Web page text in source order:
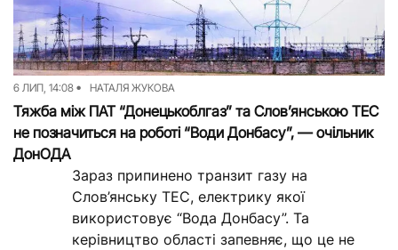
6 ЛИП, 14:08 НАТАЛЯ ЖУКОВА
Тяжба між ПАТ “Донецькоблгаз” та Слов’янською ТЕС
не позначиться на роботі “Води Донбасу”, — очільник
ДонОДА
Зараз припинено транзит газу на
Слов’янську ТЕС, електрику якої
використовує “Вода Донбасу”. Та
керівництво області запевняє, що це не